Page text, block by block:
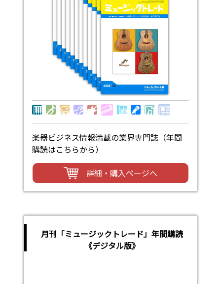
楽器ビジネス情報満載の業界専門誌（年間
購読はこちらから）
詳細・購入ページへ
月刊「ミュージックトレード」年間購読
《デジタル版》